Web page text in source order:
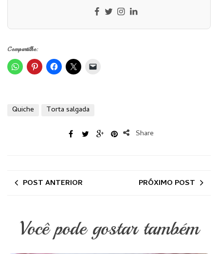
Compartilhe:
Quiche Torta salgada
Share
POST ANTERIOR PRÓXIMO POST
Você pode gostar também